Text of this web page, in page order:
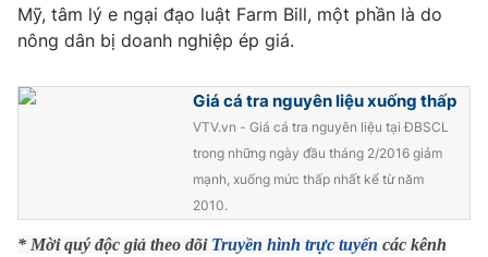
Học trực tuyến
Hitech Công nghệ tương lai
Giao lưu trực tuyến
Lịch phát sóng
Mỹ, tâm lý e ngại đạo luật Farm Bill, một phần là do
nông dân bị doanh nghiệp ép giá.
Giá cá tra nguyên liệu xuống thấp
VTV.vn - Giá cá tra nguyên liệu tại ĐBSCL
trong những ngày đầu tháng 2/2016 giảm
mạnh, xuống mức thấp nhất kể từ năm
2010.
* Mời quý độc giả theo dõi Truyền hình trực tuyến các kênh